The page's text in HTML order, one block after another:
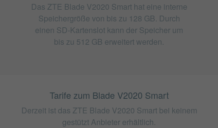
Das ZTE Blade V2020 Smart hat eine interne
Speichergröße von bis zu 128 GB. Durch
einen SD-Kartenslot kann der Speicher um
bis zu 512 GB erweitert werden.
Tarife zum Blade V2020 Smart
Derzeit ist das ZTE Blade V2020 Smart bei keinem
gestützt Anbieter erhältlich.